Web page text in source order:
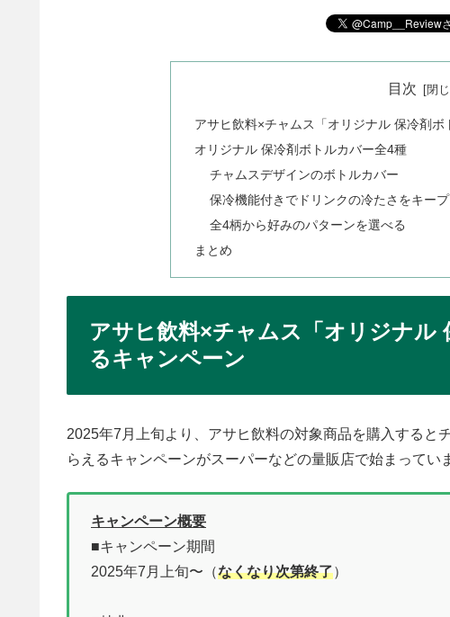
目次
アサヒ飲料×チャムス「オリジナル 保冷剤
オリジナル 保冷剤ボトルカバー全4種
チャムスデザインのボトルカバー
保冷機能付きでドリンクの冷たさをキープ
全4柄から好みのパターンを選べる
まとめ
アサヒ飲料×チャムス「オリジナル
るキャンペーン
2025年7月上旬より、アサヒ飲料の対象商品を購入すると
らえるキャンペーンがスーパーなどの量販店で始まってい
キャンペーン概要
■キャンペーン期間
2025年7月上旬〜（なくなり次第終了）